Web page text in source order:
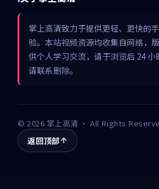
掌上高清致力于提供更轻、更快的
验。本站视频资源均收集自网络，
供个人学习交流，请于浏览后 24
请联系删除。
©2026 掌上高清 · All Rights
返回顶部